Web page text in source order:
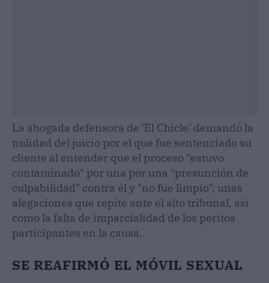
La abogada defensora de 'El Chicle' demandó la
nulidad del juicio por el que fue sentenciado su
cliente al entender que el proceso "estuvo
contaminado" por una por una "presunción de
culpabilidad" contra él y "no fue limpio", unas
alegaciones que repite ante el alto tribunal, así
como la falta de imparcialidad de los peritos
participantes en la causa.
SE REAFIRMÓ EL MÓVIL SEXUAL